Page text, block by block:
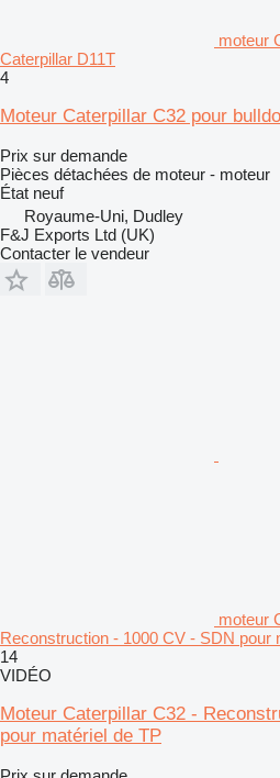
moteur
Caterpillar D11T
4
Moteur Caterpillar C32 pour
Prix sur demande
Pièces détachées de moteur - moteur
État neuf
Royaume-Uni, Dudley
F&J Exports Ltd (UK)
Contacter le vendeur
moteur
Reconstruction - 1000 CV - SDN pour
14
VIDÉO
Moteur Caterpillar C32 -
pour matériel de TP